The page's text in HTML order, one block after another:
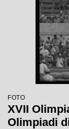
FOTO
XVII
Olimpiadi